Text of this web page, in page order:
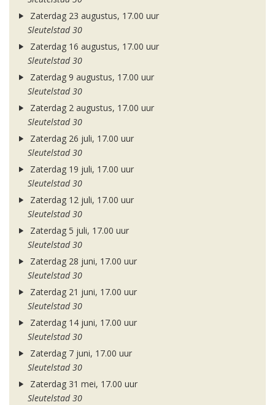
Zaterdag 23 augustus, 17.00 uur
Sleutelstad 30
Zaterdag 16 augustus, 17.00 uur
Sleutelstad 30
Zaterdag 9 augustus, 17.00 uur
Sleutelstad 30
Zaterdag 2 augustus, 17.00 uur
Sleutelstad 30
Zaterdag 26 juli, 17.00 uur
Sleutelstad 30
Zaterdag 19 juli, 17.00 uur
Sleutelstad 30
Zaterdag 12 juli, 17.00 uur
Sleutelstad 30
Zaterdag 5 juli, 17.00 uur
Sleutelstad 30
Zaterdag 28 juni, 17.00 uur
Sleutelstad 30
Zaterdag 21 juni, 17.00 uur
Sleutelstad 30
Zaterdag 14 juni, 17.00 uur
Sleutelstad 30
Zaterdag 7 juni, 17.00 uur
Sleutelstad 30
Zaterdag 31 mei, 17.00 uur
Sleutelstad 30